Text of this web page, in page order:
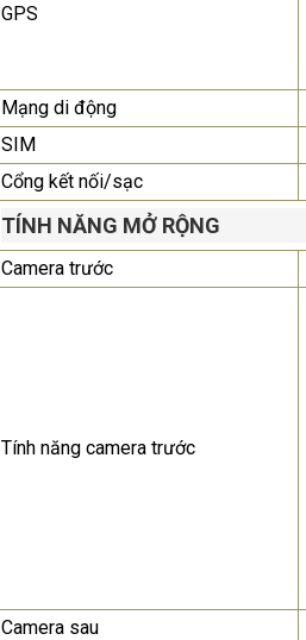
GPS
Mạng di động
SIM
Cổng kết nối/sạc
TÍNH NĂNG MỞ RỘNG
Camera trước
Tính năng camera trước
Camera sau